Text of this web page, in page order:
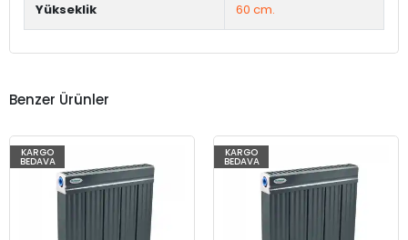
Yükseklik 60 cm.
Benzer Ürünler
KARGO
BEDAVA
KARGO
BEDAVA